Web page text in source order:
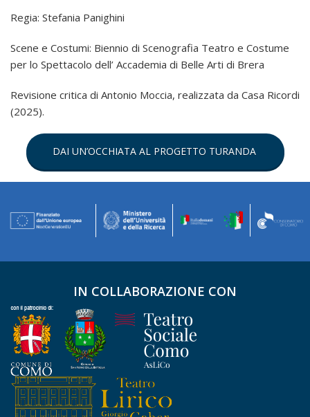
Regia: Stefania Panighini
Scene e Costumi: Biennio di Scenografia Teatro e Costume
per lo Spettacolo dell’ Accademia di Belle Arti di Brera
Revisione critica di Antonio Moccia, realizzata da Casa Ricordi
(2025).
DAI UN’OCCHIATA AL PROGETTO TURANDA
IN COLLABORAZIONE CON